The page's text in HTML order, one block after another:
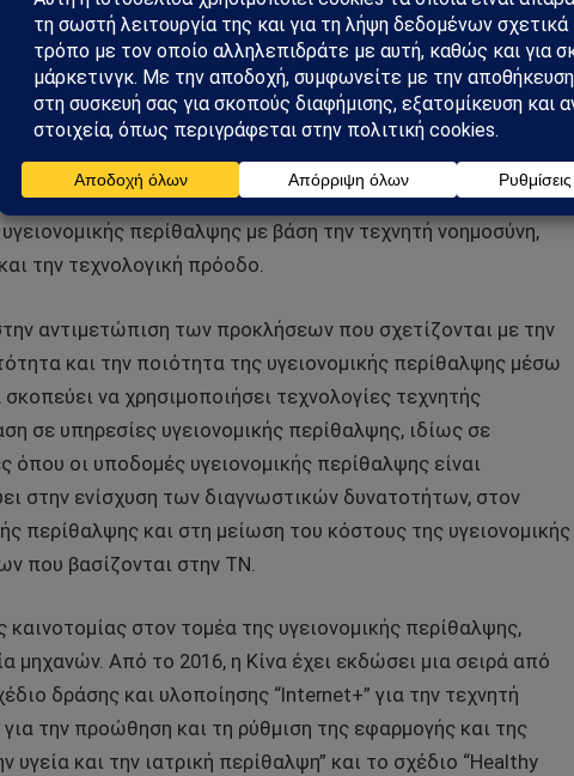
αντιμετώπιση των προκλήσεων που θέτει η ταχεία
απαιτήσεις υγειονομικής περίθαλψης. Με την
στα συστήματα υγειονομικής περίθαλψης, η Κίνα
ακρίβειας, στη βελτιστοποίηση των θεραπευτικών
σε υπηρεσίες υγειονομικής περίθαλψης, ιδίως σε
η Κίνα στοχεύει να καθιερωθεί ως παγκόσμιος
περίθαλψης με βάση την τεχνητή νοημοσύνη,
την τεχνολογική πρόοδο.
αντιμετώπιση των προκλήσεων που σχετίζονται με την
και την ποιότητα της υγειονομικής περίθαλψης μέσω
να χρησιμοποιήσει τεχνολογίες τεχνητής
σε υπηρεσίες υγειονομικής περίθαλψης, ιδίως σε
όπου οι υποδομές υγειονομικής περίθαλψης είναι
στην ενίσχυση των διαγνωστικών δυνατοτήτων, στον
περίθαλψης και στη μείωση του κόστους της υγειονομικής
που βασίζονται στην ΤΝ.
στον τομέα της υγειονομικής περίθαλψης,
μηχανών. Από το 2016, η Κίνα έχει εκδώσει μια σειρά από
δράσης και υλοποίησης “Internet+” για την τεχνητή
την προώθηση και τη ρύθμιση της εφαρμογής και της
και την ιατρική περίθαλψη” και το σχέδιο “Healthy